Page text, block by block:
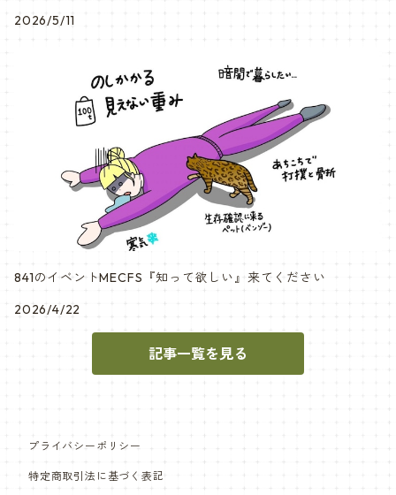
2026/5/11
841のイベントMECFS『知って欲しい』来てください
2026/4/22
記事一覧を見る
プライバシーポリシー
特定商取引法に基づく表記